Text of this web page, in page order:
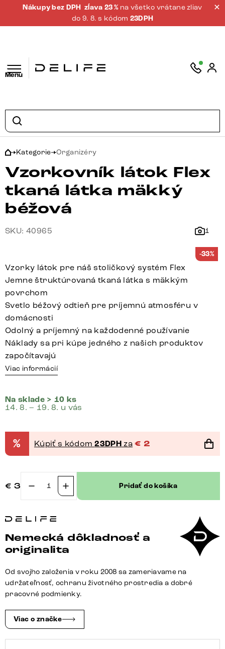
Nákupy bez DPH zĺava 23 % na všetko vrátane zliav
do 9. 8. s kódom 23DPH
Menu
Kategorie Organizéry
Vzorkovník látok Flex
tkaná látka mäkký
béžová
SKU: 40965 1
-33%
Vzorky látok pre náš stoličkový systém Flex
Jemne štruktúrovaná tkaná látka s mäkkým
povrchom
Svetlo béžový odtieň pre príjemnú atmosféru v
domácnosti
Odolný a príjemný na každodenné používanie
Náklady sa pri kúpe jedného z našich produktov
započítavajú
Viac informácií
Na sklade > 10 ks
14. 8. – 19. 8. u vás
% Kúpiť s kódom23DPH za € 2
€ 3
množstvo
látok
tkaná
látka
mäkký
béžová
Pridať do košíka
Nemecká dôkladnosť a
originalita
Od svojho založenia v roku 2008 sa zameriavame na
udržateľnosť, ochranu životného prostredia a dobré
pracovné podmienky.
Viac o značke